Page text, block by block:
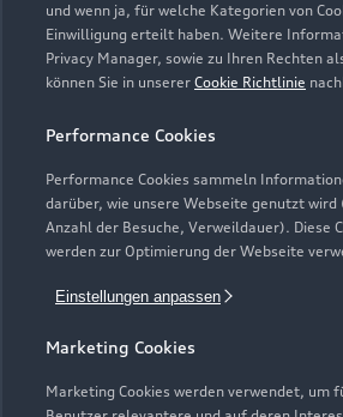
und wenn ja, für welche Kategorien von
Einwilligung erteilt haben. Weitere
Privacy Manager, sowie zu Ihren Rechten
können Sie in unserer Cookie Richtlinie
Performance Cookies
Performance Cookies sammeln
darüber, wie unsere Webseite genutzt wird
Anzahl der Besuche, Verweildauer). Diese
werden zur Optimierung der Webseite
Einstellungen anpassen
Marketing Cookies
Marketing Cookies werden verwendet, um
Modelle
Elektromodelle
Plug-in-Hybride
Neuwagensuche
Gebrauchtwagensuche
Service & Zubehör
Saisonale Angebote
Audi Services
Garantie
Audi digital services
Support
Über Audi
Unternehmen